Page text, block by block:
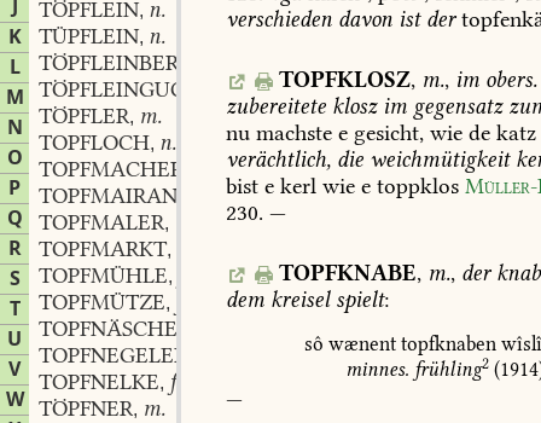
J
K
L
M
N
O
P
Q
R
S
T
U
V
W
TÖPFLEIN, n.
TÜPFLEIN, n.
TÖPFLEINBERG
TÖPFLEINGUCKER
,m.
TÖPFLER, m.
TOPFLOCH, n.
TOPFMACHER
TOPFMAIRAN
TOPFMALER,
TOPFMARKT,
TOPFMÜHLE,
TOPFMÜTZE,
TOPFNÄSCHER
TOPFNEGELEIN
TOPFNELKE, f.
TÖPFNER, m.
verschieden davon istder
TOPFKLOSZ, m., imobers.
zubereitete kloszim gegensatz
nu machste e gesicht, wie de katz
verächtlich, die weichmütigkeit
bist e kerl wie e toppklos Müller-
230. —
TOPFKNABE, m., der
dem kreiselspielt:
sô wænent topfknaben
minnes. frühling2
—